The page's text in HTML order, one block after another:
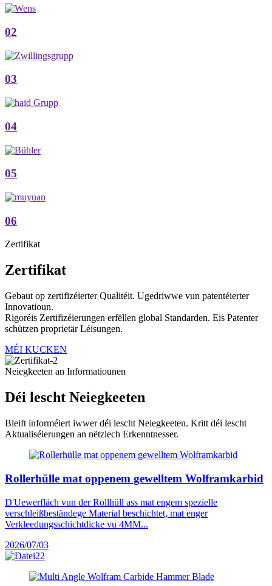
02
03
04
05
06
Zertifikat
Zertifikat
Gebaut op zertifizéierter Qualitéit. Ugedriwwe vun patentéierter
Innovatioun.
Rigoréis Zertifizéierungen erfëllen global Standarden. Eis Patenter
schützen proprietär Léisungen.
MÉI KUCKEN
Neiegkeeten an Informatiounen
Déi lescht Neiegkeeten
Bleift informéiert iwwer déi lescht Neiegkeeten. Kritt déi lescht
Aktualiséierungen an nëtzlech Erkenntnesser.
Rollerhülle mat oppenem gewelltem Wolframkarbid
D'Uewerfläch vun der Rollhüll ass mat engem spezielle
verschleißbeständege Material beschichtet, mat enger
Verkleedungsschichtdicke vu 4MM...
2026/07/03